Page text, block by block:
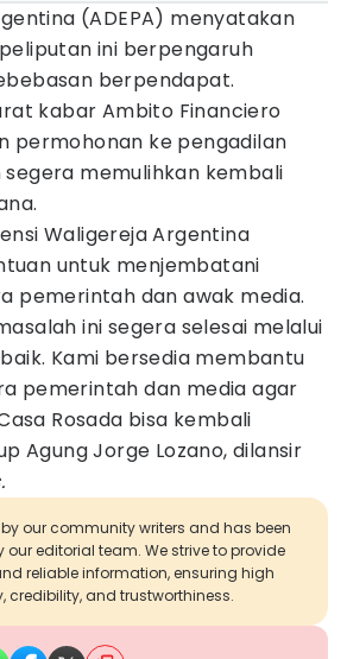
(ADEPA) menyatakan
ini berpengaruh
berpendapat.
kabar Ambito Financiero
permohonan ke pengadilan
memulihkan kembali
Waligereja Argentina
untuk menjembatani
pemerintah dan awak media.
ini segera selesai melalui
Kami bersedia membantu
pemerintah dan media agar
Rosada bisa kembali
Agung Jorge Lozano, dilansir
our community writers and has been
our editorial team. We strive to provide
reliable information, ensuring high
and trustworthiness.